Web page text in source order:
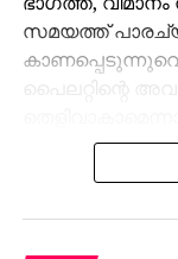
സമയത്ത്
പൈലറ്റിന്റെ
അതിവേഗത്തില്‍
പൂര്‍ണമായി